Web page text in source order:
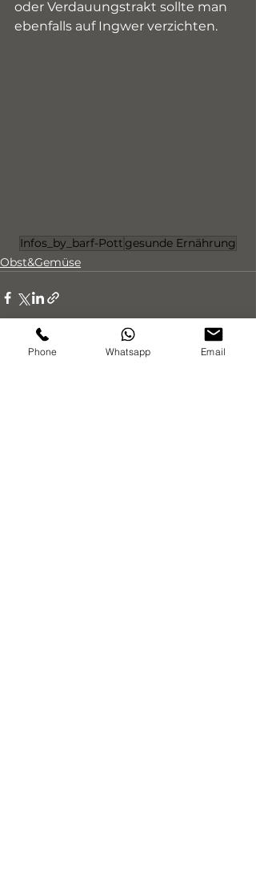
oder Verdauungstrakt sollte man
ebenfalls auf Ingwer verzichten.
Infos_by_barf-Pottgesunde Ernährung
Obst&Gemüse
Phone Whatsapp Email